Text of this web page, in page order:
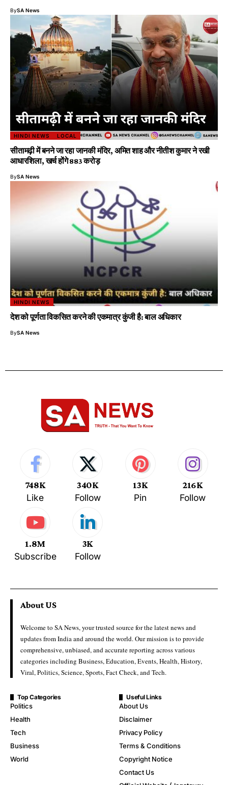
BySA News
HINDI NEWS LOCAL
सीतामढ़ी में बनने जा रहा जानकी मंदिर, अमित शाह और नीतीश कुमार ने रखी
आधारशिला, खर्च होंगे 883 करोड़
BySA News
HINDI NEWS
देश को पूर्णता विकसित करने की एकमात्र कुंजी है: बाल अधिकार
BySA News
748K
Like
340K
Follow
13K
Pin
216K
Follow
1.8M
Subscribe
3K
Follow
About US
Welcome to SA News, your trusted source for the latest news and
updates from India and around the world. Our mission is to provide
comprehensive, unbiased, and accurate reporting across various
categories including Business, Education, Events, Health, History,
Viral, Politics, Science, Sports, Fact Check, and Tech.
Top Categories
Politics
Health
Tech
Business
World
Useful Links
About Us
Disclaimer
Privacy Policy
Terms & Conditions
Copyright Notice
Contact Us